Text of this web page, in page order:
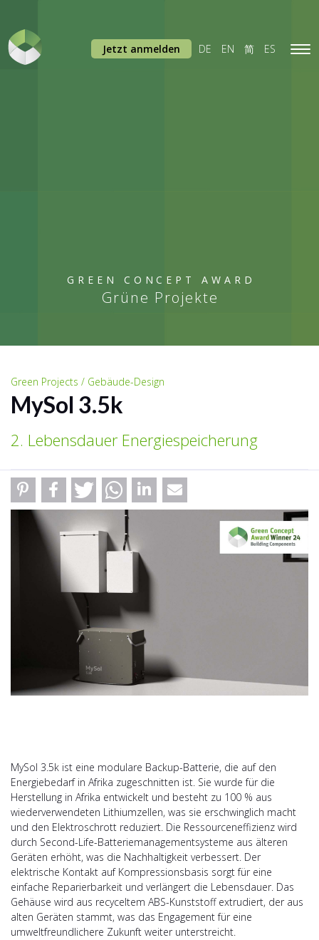
GREEN CONCEPT AWARD
Grüne Projekte
Jetzt anmelden DE EN 简 ES
Green Projects / Gebäude-Design
MySol 3.5k
2. Lebensdauer Energiespeicherung
MySol 3.5k ist eine modulare Backup-Batterie, die auf den
Energiebedarf in Afrika zugeschnitten ist. Sie wurde für die
Herstellung in Afrika entwickelt und besteht zu 100 % aus
wiederverwendeten Lithiumzellen, was sie erschwinglich macht
und den Elektroschrott reduziert. Die Ressourceneffizienz wird
durch Second-Life-Batteriemanagementsysteme aus älteren
Geräten erhöht, was die Nachhaltigkeit verbessert. Der
elektrische Kontakt auf Kompressionsbasis sorgt für eine
einfache Reparierbarkeit und verlängert die Lebensdauer. Das
Gehäuse wird aus recyceltem ABS-Kunststoff extrudiert, der aus
alten Geräten stammt, was das Engagement für eine
umweltfreundlichere Zukunft weiter unterstreicht.